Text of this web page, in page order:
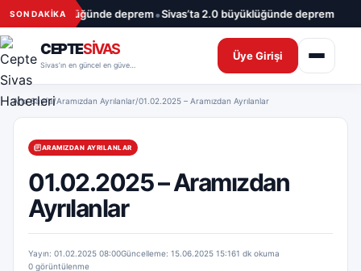
İçeriğe geç
SON DAKİKA
1.7 büyüklüğünde deprem•Sivas’ta 2.0 büyüklüğünde deprem•
CEPTESİVAS Üye Girişi
Ana Sayfa/Aramızdan Ayrılanlar/01.02.2025 – Aramızdan Ayrılanlar
ARAMIZDAN AYRILANLAR
01.02.2025 – Aramızdan
Ayrılanlar
Yayın: 01.02.2025 08:00Güncelleme: 15.06.2025 15:161 dk okuma
0 görüntülenme